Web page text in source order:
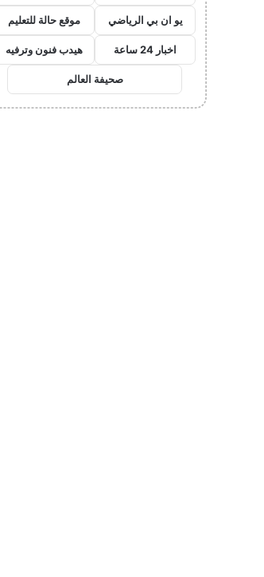
يو ان بي الرياضي موقع حالة للتعليم
اخبار 24 ساعة هيدب فنون وترفيه
صحيفة العالم